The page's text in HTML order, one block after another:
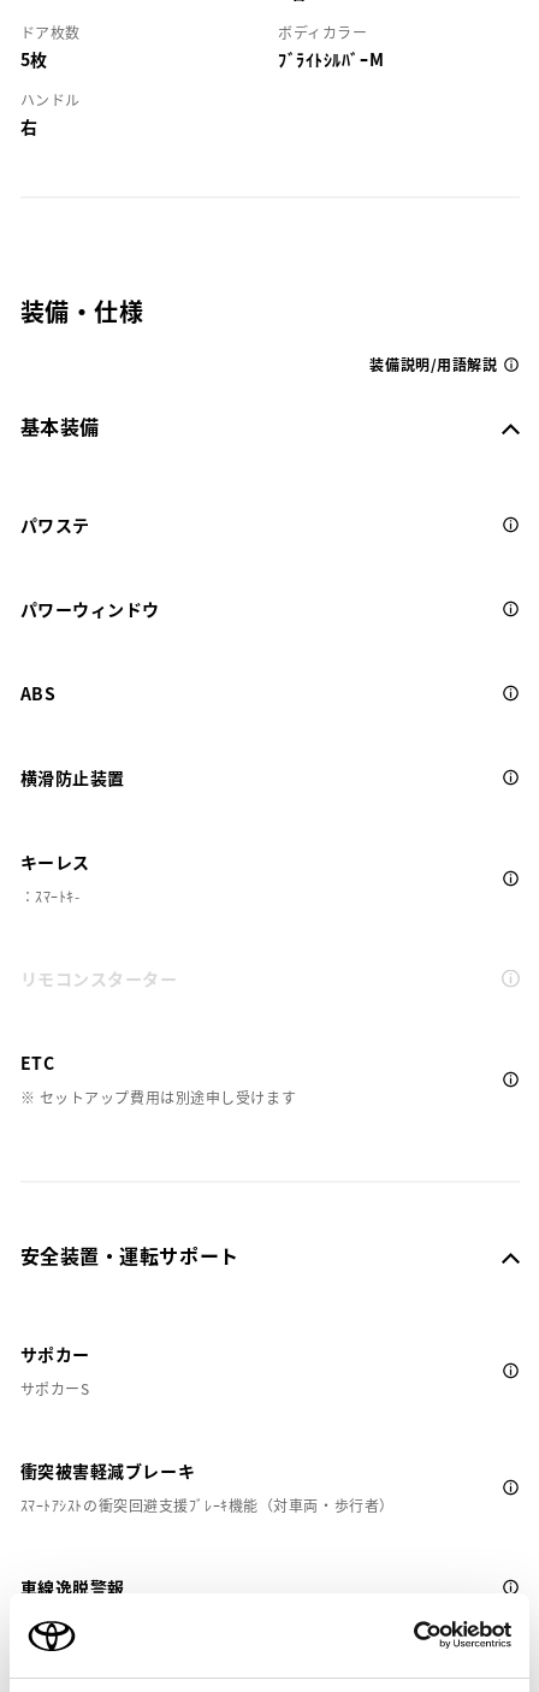
ドア枚数
5枚
ボディカラー
ﾌﾞﾗｲﾄｼﾙﾊﾞｰM
ハンドル
右
装備・仕様
装備説明/用語解説
基本装備
パワステ
パワーウィンドウ
ABS
横滑防止装置
キーレス
：ｽﾏｰﾄｷ-
リモコンスターター
ETC
※ セットアップ費用は別途申し受けます
安全装置・運転サポート
サポカー
サポカーS
衝突被害軽減ブレーキ
ｽﾏｰﾄｱｼｽﾄの衝突回避支援ﾌﾞﾚｰｷ機能（対車両・歩行者）
車線逸脱警報
クルーズコントロール